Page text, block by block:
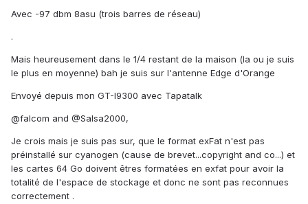
Avec -97 dbm 8asu (trois barres de réseau)
.
Mais heureusement dans le 1/4 restant de la maison (la ou je suis
le plus en moyenne) bah je suis sur l'antenne Edge d'Orange
Envoyé depuis mon GT-I9300 avec Tapatalk
@falcom and @Salsa2000,
Je crois mais je suis pas sur, que le format exFat n'est pas
préinstallé sur cyanogen (cause de brevet...copyright and co...) et
les cartes 64 Go doivent êtres formatées en exfat pour avoir la
totalité de l'espace de stockage et donc ne sont pas reconnues
correctement .